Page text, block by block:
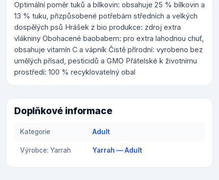
Optimální poměr tuků a bílkovin: obsahuje 25 % bílkovin a
13 % tuku, přizpůsobené potřebám středních a velkých
dospělých psů Hrášek z bio produkce: zdroj extra
vlákniny Obohacené baobabem: pro extra lahodnou chuť,
obsahuje vitamín C a vápník Čistě přírodní: vyrobeno bez
umělých přísad, pesticidů a GMO Přátelské k životnímu
prostředí: 100 % recyklovatelný obal
Doplňkové informace
Kategorie Adult
Výrobce: Yarrah Yarrah — Adult